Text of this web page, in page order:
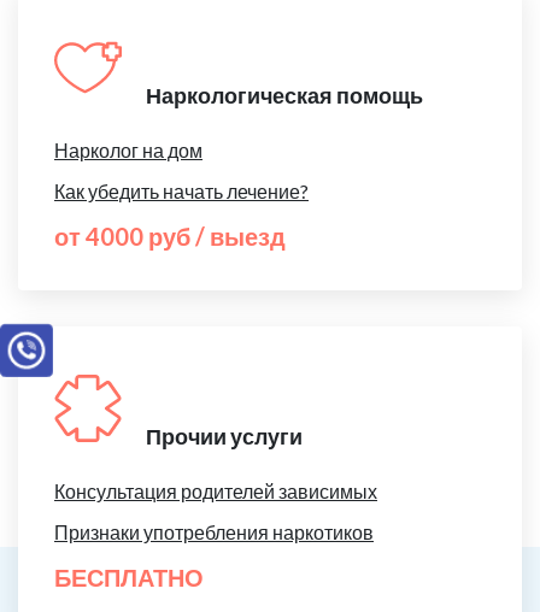
Наркологическая помощь
Нарколог на дом
Как убедить начать лечение?
от 4000 руб / выезд
Прочии услуги
Консультация родителей зависимых
Признаки употребления наркотиков
БЕСПЛАТНО